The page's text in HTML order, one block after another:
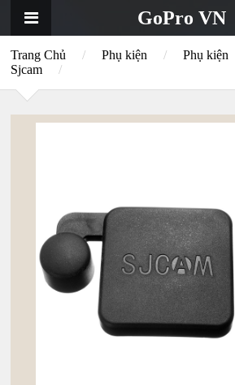
GoPro VN
Trang Chủ / Phụ kiện /
Phụ kiện
Sjcam
/